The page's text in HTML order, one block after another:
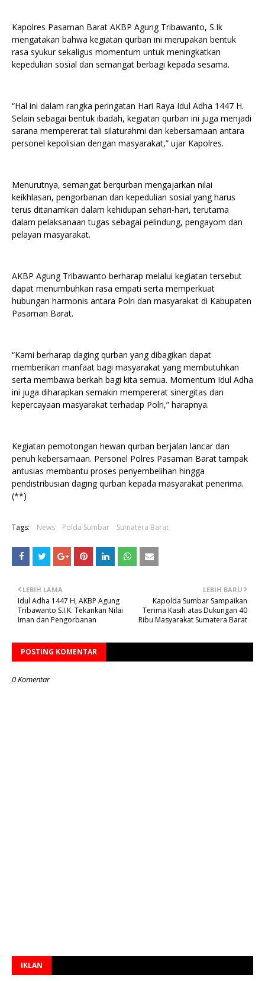
Kapolres Pasaman Barat AKBP Agung Tribawanto, S.Ik
mengatakan bahwa kegiatan qurban ini merupakan bentuk
rasa syukur sekaligus momentum untuk meningkatkan
kepedulian sosial dan semangat berbagi kepada sesama.
“Hal ini dalam rangka peringatan Hari Raya Idul Adha 1447 H.
Selain sebagai bentuk ibadah, kegiatan qurban ini juga menjadi
sarana mempererat tali silaturahmi dan kebersamaan antara
personel kepolisian dengan masyarakat,” ujar Kapolres.
Menurutnya, semangat berqurban mengajarkan nilai
keikhlasan, pengorbanan dan kepedulian sosial yang harus
terus ditanamkan dalam kehidupan sehari-hari, terutama
dalam pelaksanaan tugas sebagai pelindung, pengayom dan
pelayan masyarakat.
AKBP Agung Tribawanto berharap melalui kegiatan tersebut
dapat menumbuhkan rasa empati serta memperkuat
hubungan harmonis antara Polri dan masyarakat di Kabupaten
Pasaman Barat.
“Kami berharap daging qurban yang dibagikan dapat
memberikan manfaat bagi masyarakat yang membutuhkan
serta membawa berkah bagi kita semua. Momentum Idul Adha
ini juga diharapkan semakin mempererat sinergitas dan
kepercayaan masyarakat terhadap Polri,” harapnya.
Kegiatan pemotongan hewan qurban berjalan lancar dan
penuh kebersamaan. Personel Polres Pasaman Barat tampak
antusias membantu proses penyembelihan hingga
pendistribusian daging qurban kepada masyarakat penerima.
(**)
Tags: News Polda Sumbar Sumatera Barat
LEBIH BARU
Kapolda Sumbar Sampaikan
Terima Kasih atas Dukungan 40
Ribu Masyarakat Sumatera Barat
LEBIH LAMA
Idul Adha 1447 H, AKBP Agung
Tribawanto S.I.K. Tekankan Nilai
Iman dan Pengorbanan
POSTING KOMENTAR
0 Komentar
IKLAN